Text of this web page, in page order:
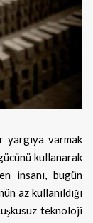
yargıya varmak
kullanarak
insanı, bugün
az kullanıldığı
teknoloji